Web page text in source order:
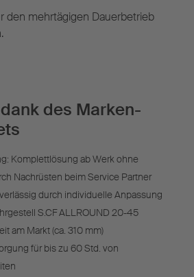
den mehrtägigen Dauerbetrieb
des Marken-
Komplettlösung ab Werk ohne
Nachrüsten beim Service Partner
durch individuelle Anpassung
S.CF ALLROUND 20-45
am Markt (ca. 310 mm)
für bis zu 60 Std. von